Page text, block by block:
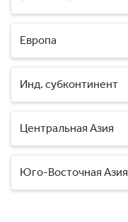
Европа
Инд. субконтинент
Центральная Азия
Юго-Восточная Азия